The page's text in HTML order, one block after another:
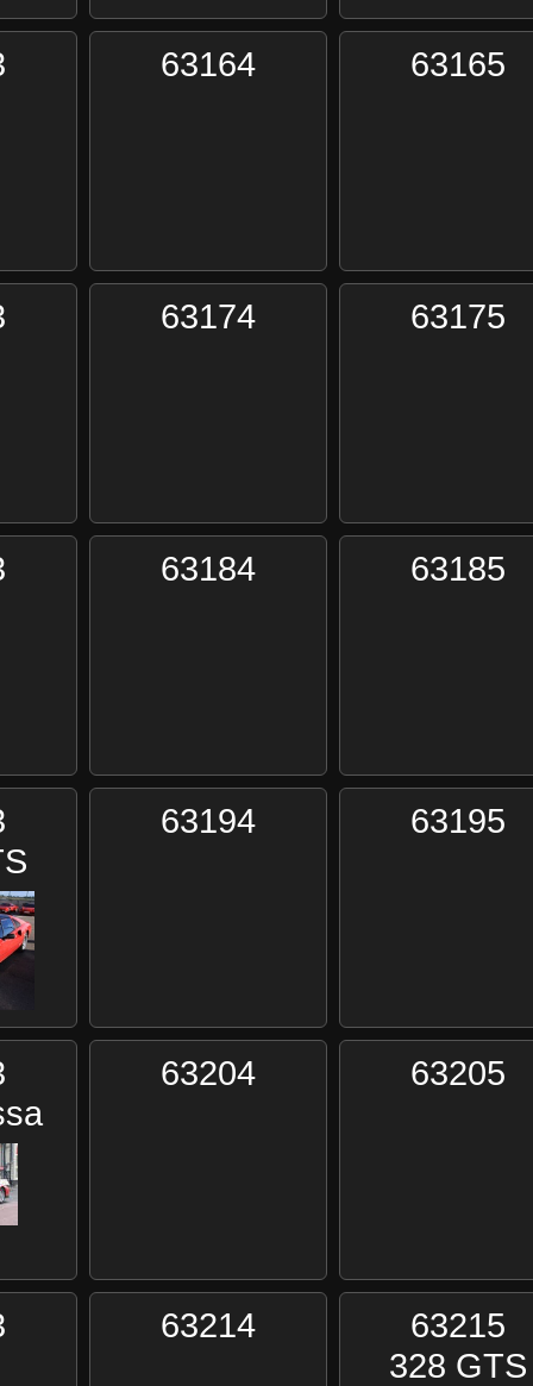
63164 63165
63174 63175
63184 63185
63194 63195
63204 63205
63214
63215
328 GTS